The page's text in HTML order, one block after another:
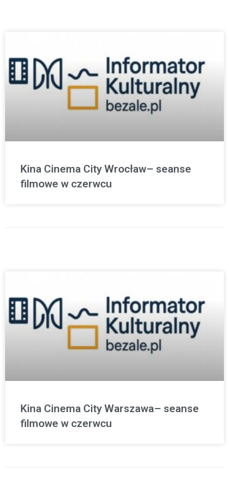
Kina Cinema City Wrocław– seanse
filmowe w czerwcu
Kina Cinema City Warszawa– seanse
filmowe w czerwcu